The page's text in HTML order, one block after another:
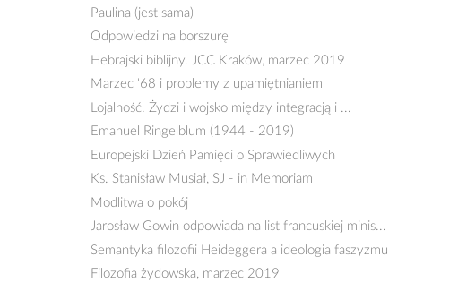
Paulina (jest sama)
Odpowiedzi na borszurę
Hebrajski biblijny. JCC Kraków, marzec 2019
Marzec '68 i problemy z upamiętnianiem
Lojalność. Żydzi i wojsko między integracją i ...
Emanuel Ringelblum (1944 - 2019)
Europejski Dzień Pamięci o Sprawiedliwych
Ks. Stanisław Musiał, SJ - in Memoriam
Modlitwa o pokój
Jarosław Gowin odpowiada na list francuskiej minis...
Semantyka filozofii Heideggera a ideologia faszyzmu
Filozofia żydowska, marzec 2019